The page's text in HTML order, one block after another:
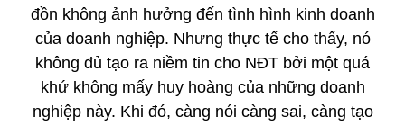
đồn không ảnh hưởng đến tình hình kinh doanh
của doanh nghiệp. Nhưng thực tế cho thấy, nó
không đủ tạo ra niềm tin cho NĐT bởi một quá
khứ không mấy huy hoàng của những doanh
nghiệp này. Khi đó, càng nói càng sai, càng tạo